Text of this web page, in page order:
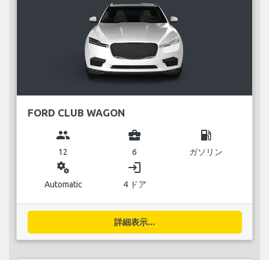
FORD CLUB WAGON
group
12
business_center
6
local_gas_station
ガソリン
miscellaneous_services
Automatic
login
4 ドア
詳細表示...